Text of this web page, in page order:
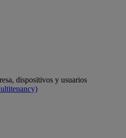
dispositivos y usuarios